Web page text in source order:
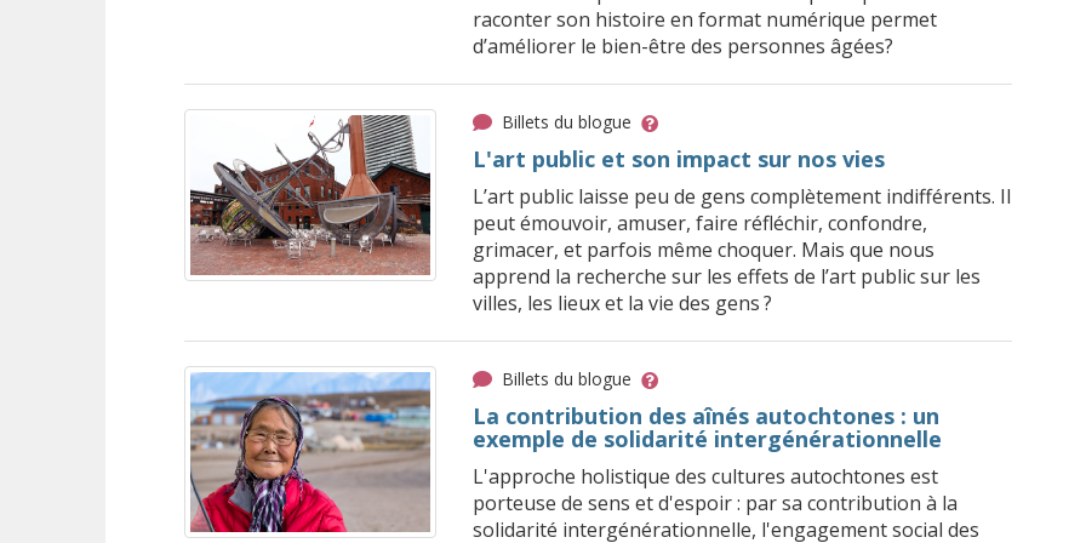
raconter son histoire en format numérique permet
d’améliorer le bien-être des personnes âgées?
Billets du blogue
L'art public et son impact sur nos vies
L’art public laisse peu de gens complètement indifférents. Il
peut émouvoir, amuser, faire réfléchir, confondre,
grimacer, et parfois même choquer. Mais que nous
apprend la recherche sur les effets de l’art public sur les
villes, les lieux et la vie des gens ?
Billets du blogue
La contribution des aînés autochtones : un
exemple de solidarité intergénérationnelle
L'approche holistique des cultures autochtones est
porteuse de sens et d'espoir : par sa contribution à la
solidarité intergénérationnelle, l'engagement social des